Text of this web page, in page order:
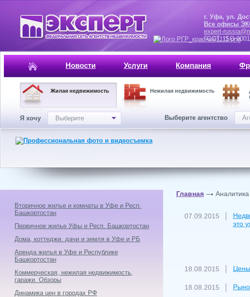
г. Уфа, ул.
Все офисы
expert-
ГОСТ, ISO 9001-
Новости Услуги Компания
Жилая недвижимость Нежилая недвижимость
Я хочу Выберите Выберите агентство
Главная Аналитика
07.09.2015
это
18.08.2015
18.08.2015
Вторичное жилье и комнаты в Уфе и Респ.
Башкортостан
Первичное жилье Уфы и Респ. Башкортостан
Дома, коттеджи. дачи и земля в Уфе и РБ
Аренда жилья в Уфе и Республике
Башкортостан
Коммерческая, нежилая недвижимость,
гаражи. Обзоры
Динамика цен в городах РФ